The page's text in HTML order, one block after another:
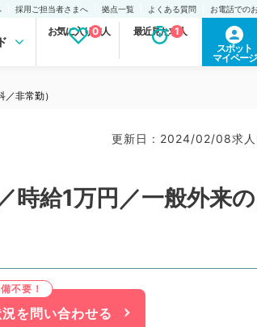
採用ご担当者さまへ 拠点一覧 よくある質問 お電話での
お気に入り求人
0 最近見た求人
1
スポット
マイページ
非常勤）
更新日 : 2024/02/08求
時給1万円／一般外来
を問い合わせる